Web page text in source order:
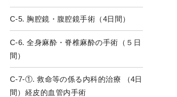
C-5. 胸腔鏡・腹腔鏡手術（4日間）
C-6. 全身麻酔・脊椎麻酔の手術（５日
間）
C-7-①. 救命等の係る内科的治療 （4日
間）経皮的血管内手術